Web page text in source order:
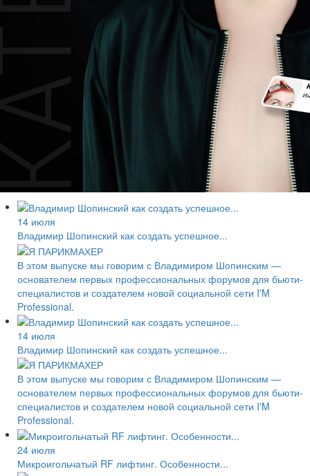
14 июля
Владимир Шопинский как создать успешное...
В этом выпуске мы говорим с Владимиром Шопинским —
основателем первых профессиональных форумов для бьюти-
специалистов и создателем новой социальной сети I'M
Professional.
14 июля
Владимир Шопинский как создать успешное...
В этом выпуске мы говорим с Владимиром Шопинским —
основателем первых профессиональных форумов для бьюти-
специалистов и создателем новой социальной сети I'M
Professional.
24 июля
Микроигольчатый RF лифтинг. Особенности...